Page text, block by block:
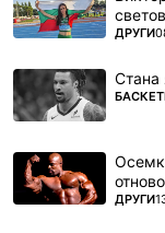
ДРУГИ
Стана
ДРУГИ